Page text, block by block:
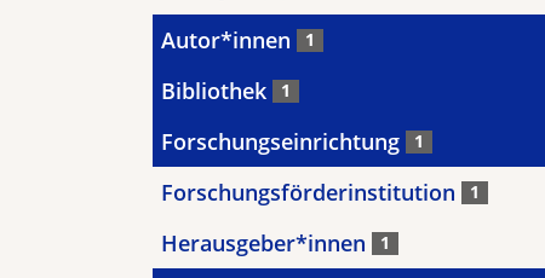
Autor*innen 1
Bibliothek 1
Forschungseinrichtung 1
Forschungsförderinstitution 1
Herausgeber*innen 1